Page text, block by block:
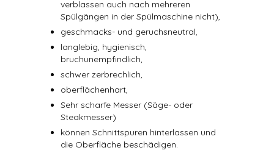
verblassen auch nach mehreren
Spülgängen in der Spülmaschine nicht),
geschmacks- und geruchsneutral,
langlebig, hygienisch,
bruchunempfindlich,
schwer zerbrechlich,
oberflächenhart,
Sehr scharfe Messer (Säge- oder
Steakmesser)
können Schnittspuren hinterlassen und
die Oberfläche beschädigen.